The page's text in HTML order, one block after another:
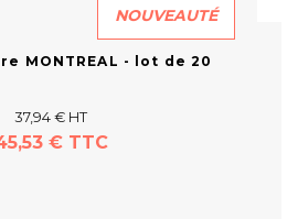
NOUVEAUTÉ
MONTREAL - lot de 20
37,94 € HT
€ TTC